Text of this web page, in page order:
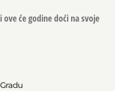
će godine doći na svoje